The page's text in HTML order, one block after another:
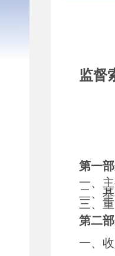
监督
第一
一、
二、
三、
第二
一、